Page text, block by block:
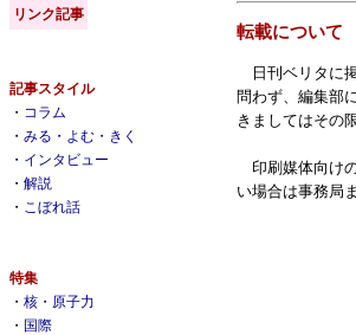
リンク記事
記事スタイル
・ コラム
・ みる・よむ・きく
・ インタビュー
・ 解説
・ こぼれ話
特集
・ 核・原子力
・ 国際
転載について
日刊ベリタに
問わず、編集部
きましてはその
印刷媒体向け
い場合は事務局